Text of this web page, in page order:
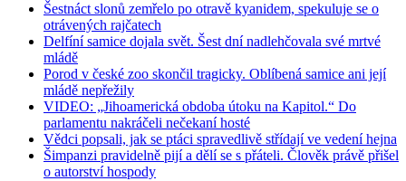
Šestnáct slonů zemřelo po otravě kyanidem, spekuluje se o
otrávených rajčatech
Delfíní samice dojala svět. Šest dní nadlehčovala své mrtvé
mládě
Porod v české zoo skončil tragicky. Oblíbená samice ani její
mládě nepřežily
VIDEO: „Jihoamerická obdoba útoku na Kapitol.“ Do
parlamentu nakráčeli nečekaní hosté
Vědci popsali, jak se ptáci spravedlivě střídají ve vedení hejna
Šimpanzi pravidelně pijí a dělí se s přáteli. Člověk právě přišel
o autorství hospody